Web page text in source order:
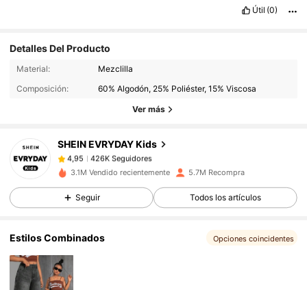
Útil (0)
Detalles Del Producto
Material:
Mezclilla
Composición:
60% Algodón, 25% Poliéster, 15% Viscosa
Ver más
SHEIN EVRYDAY Kids
426K Seguidores
4,95
426K Seguidores
r***n pagóHace 1 día
4,95 426K Seguidores
4,95 426K Seguidores
4,95
3.1M Vendido recientemente 5.7M Recompra
Seguir Todos los artículos
Estilos Combinados Opciones coincidentes